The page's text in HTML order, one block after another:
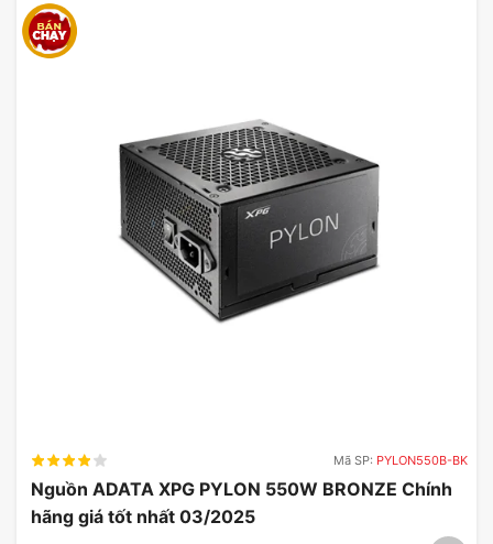
Mã SP: PYLON550B-BK
Nguồn ADATA XPG PYLON 550W BRONZE Chính
hãng giá tốt nhất 03/2025